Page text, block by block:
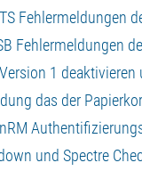
Fehlermeldungen
Fehlermeldungen
1
das der
und Spectre